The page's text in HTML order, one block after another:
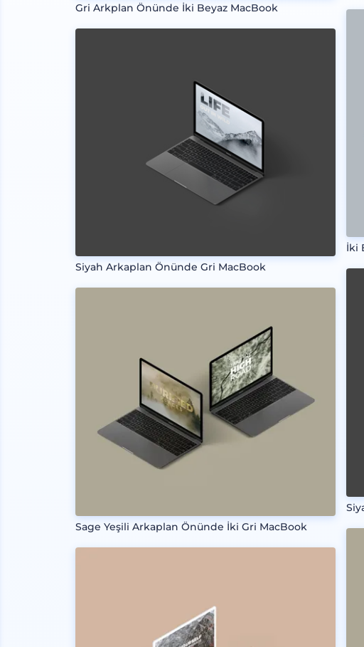
Gri Arkplan Önünde İki Beyaz MacBook
Siyah Arkaplan Önünde Gri MacBook
Sage Yeşili Arkaplan Önünde İki Gri MacBook
İki